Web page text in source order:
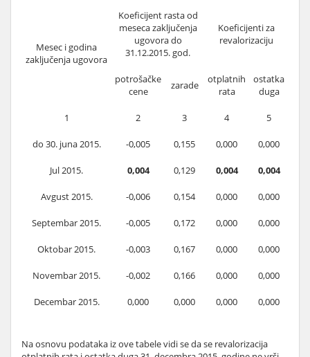
Mesec i godina
zaključenja ugovora
Koeficijent rasta od
meseca zaključenja
ugovora do
31.12.2015. god.
Koeficijenti za
revalorizaciju
potrošačke
cene
zarade
otplatnih
rata
ostatka
duga
1 2 3 4 5
do 30. juna 2015. -0,005 0,155 0,000 0,000
Jul 2015. 0,004 0,129 0,004 0,004
Avgust 2015. -0,006 0,154 0,000 0,000
Septembar 2015. -0,005 0,172 0,000 0,000
Oktobar 2015. -0,003 0,167 0,000 0,000
Novembar 2015. -0,002 0,166 0,000 0,000
Decembar 2015. 0,000 0,000 0,000 0,000
Na osnovu podataka iz ove tabele vidi se da se revalorizacija